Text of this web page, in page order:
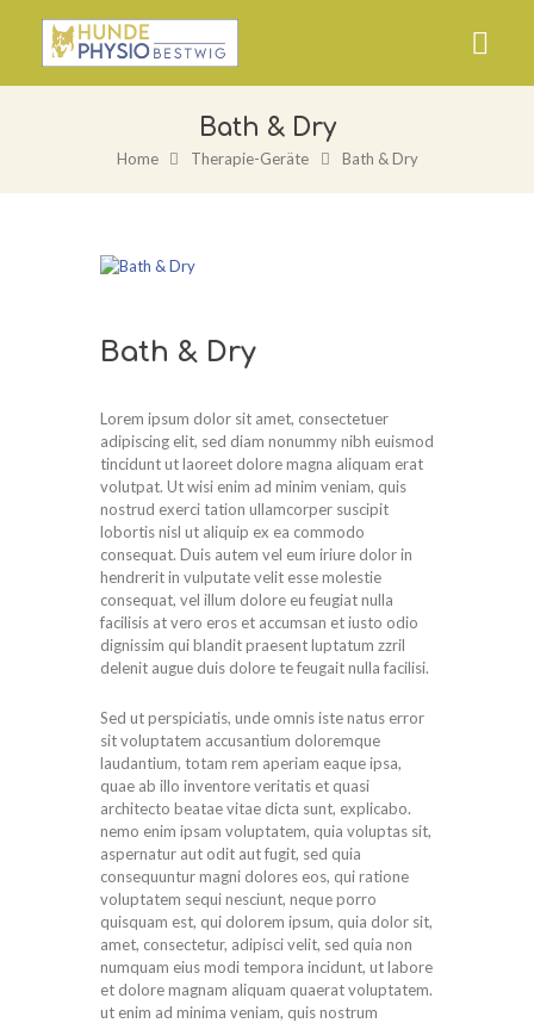
Bath & Dry
Home Therapie-Geräte Bath & Dry
Bath & Dry
Lorem ipsum dolor sit amet, consectetuer
adipiscing elit, sed diam nonummy nibh euismod
tincidunt ut laoreet dolore magna aliquam erat
volutpat. Ut wisi enim ad minim veniam, quis
nostrud exerci tation ullamcorper suscipit
lobortis nisl ut aliquip ex ea commodo
consequat. Duis autem vel eum iriure dolor in
hendrerit in vulputate velit esse molestie
consequat, vel illum dolore eu feugiat nulla
facilisis at vero eros et accumsan et iusto odio
dignissim qui blandit praesent luptatum zzril
delenit augue duis dolore te feugait nulla facilisi.
Sed ut perspiciatis, unde omnis iste natus error
sit voluptatem accusantium doloremque
laudantium, totam rem aperiam eaque ipsa,
quae ab illo inventore veritatis et quasi
architecto beatae vitae dicta sunt, explicabo.
nemo enim ipsam voluptatem, quia voluptas sit,
aspernatur aut odit aut fugit, sed quia
consequuntur magni dolores eos, qui ratione
voluptatem sequi nesciunt, neque porro
quisquam est, qui dolorem ipsum, quia dolor sit,
amet, consectetur, adipisci velit, sed quia non
numquam eius modi tempora incidunt, ut labore
et dolore magnam aliquam quaerat voluptatem.
ut enim ad minima veniam, quis nostrum